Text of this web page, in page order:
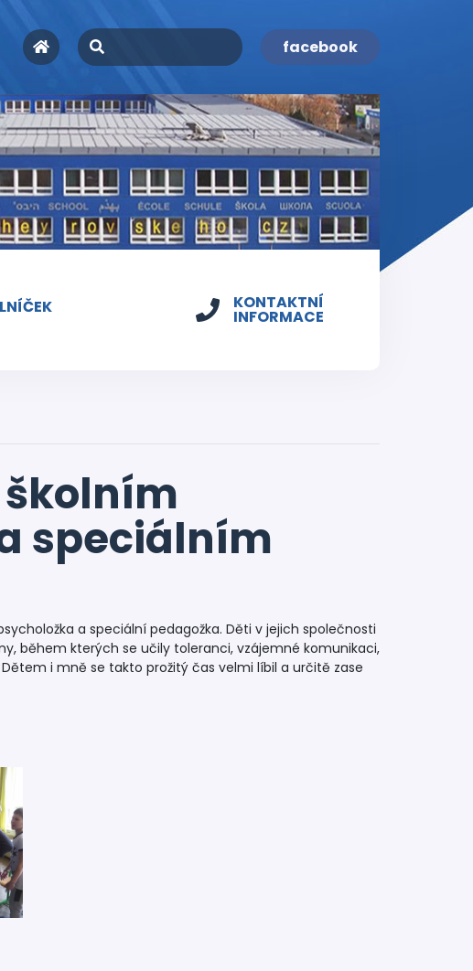
facebook
KONTAKTNÍ
INFORMACE
speciálním
a speciální pedagožka. Děti v jejich společnosti
během kterých se učily toleranci, vzájemné komunikaci,
i mně se takto prožitý čas velmi líbil a určitě zase